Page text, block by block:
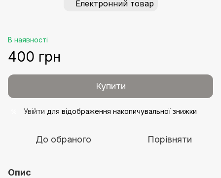
Електронний товар
В наявності
400 грн
Купити
Увійти для відображення накопичувальної знижки
До обраного Порівняти
Опис